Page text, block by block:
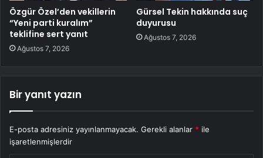
Özgür Özel’den vekillerin
“Yeni parti kuralım”
teklifine sert yanıt
Ağustos 7, 2026
Gürsel Tekin hakkında suç
duyurusu
Ağustos 7, 2026
Bir yanıt yazın
E-posta adresiniz yayınlanmayacak. Gerekli alanlar * ile
işaretlenmişlerdir